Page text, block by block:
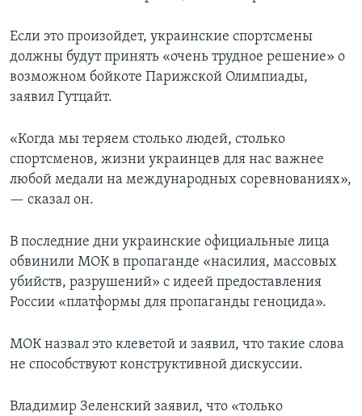
Если это произойдет, украинские спортсмены
должны будут принять «очень трудное решение» о
возможном бойкоте Парижской Олимпиады,
заявил Гутцайт.
«Когда мы теряем столько людей, столько
спортсменов, жизни украинцев для нас важнее
любой медали на международных соревнованиях»,
— сказал он.
В последние дни украинские официальные лица
обвинили МОК в пропаганде «насилия, массовых
убийств, разрушений» с идеей предоставления
России «платформы для пропаганды геноцида».
МОК назвал это клеветой и заявил, что такие слова
не способствуют конструктивной дискуссии.
Владимир Зеленский заявил, что «только